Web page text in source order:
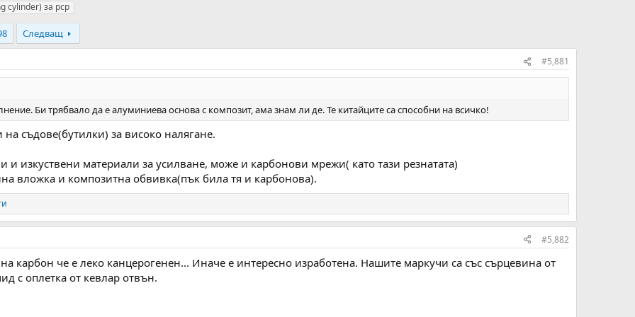
cylinder) за pcp
Следващ
#5,881
Би трябвало да е алуминиева основа с композит, ама знам ли де. Те китайците са способни на всичко!
съдове(бутилки) за високо налягане.
и изкуствени материали за усилване, може и карбонови мрежи( като тази резнатата)
вложка и композитна обвивка(пък била тя и карбонова).
#5,882
карбон че е леко канцерогенен... Иначе е интересно изработена. Нашите маркучи са със сърцевина от
с оплетка от кевлар отвън.